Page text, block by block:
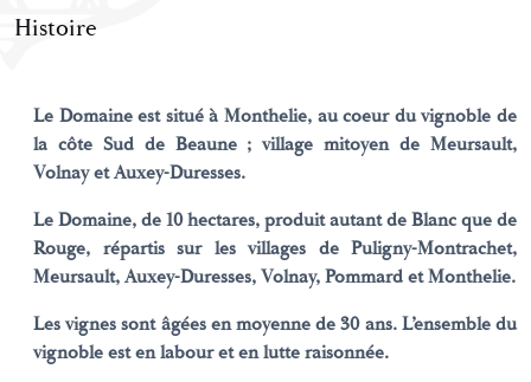
Histoire
Le Domaine est situé à Monthelie, au coeur du vignoble de
la côte Sud de Beaune ; village mitoyen de Meursault,
Volnay et Auxey-Duresses.
Le Domaine, de 10 hectares, produit autant de Blanc que de
Rouge, répartis sur les villages de Puligny-Montrachet,
Meursault, Auxey-Duresses, Volnay, Pommard et Monthelie.
Les vignes sont âgées en moyenne de 30 ans. L’ensemble du
vignoble est en labour et en lutte raisonnée.